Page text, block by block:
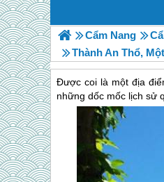
Cẩm Nang
Thành An Thổ,
Được coi là một địa
những dốc mốc lịch sử